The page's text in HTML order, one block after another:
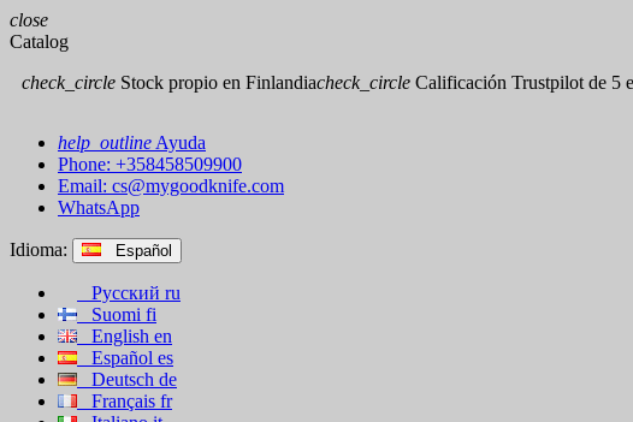
close
Catalog
check_circle Stock propio en Finlandiacheck_circle Calificación Trustpilot de 5
help_outline Ayuda
Phone: +358458509900
Email: cs@mygoodknife.com
WhatsApp
Idioma: Español
Русский ru
Suomi fi
English en
Español es
Deutsch de
Français fr